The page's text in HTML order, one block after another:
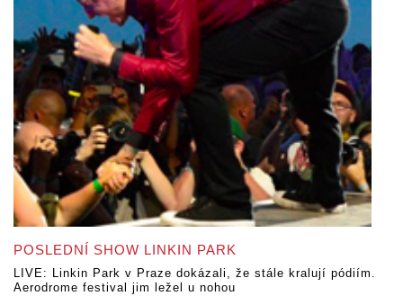
POSLEDNÍ SHOW LINKIN PARK
LIVE: Linkin Park v Praze dokázali, že stále kralují pódiím.
Aerodrome festival jim ležel u nohou